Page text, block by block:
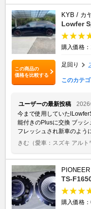
この商品の
価格を比較する
KYB / カ
Lowfer
購入価格
足回り
このカテ
ユーザーの最新投稿
2026
今まで使用していた
能付きのPlusに交換 ブッシ
フレッシュされ新車のよう
きむ （愛車：スズキ アルト
TS-
購入価格